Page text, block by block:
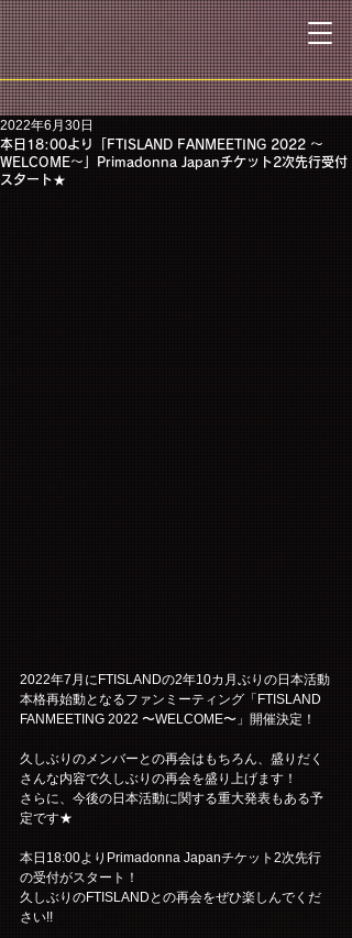
本日18:00より「FTISLAND FANMEETING 2022 〜
WELCOME〜」Primadonna Japanチケット2次先行受付
スタート★
2022年6月30日
2022年7月にFTISLANDの2年10カ月ぶりの日本活動
本格再始動となるファンミーティング「FTISLAND
FANMEETING 2022 〜WELCOME〜」開催決定！
久しぶりのメンバーとの再会はもちろん、盛りだく
さんな内容で久しぶりの再会を盛り上げます！
さらに、今後の日本活動に関する重大発表もある予
定です★
本日18:00よりPrimadonna Japanチケット2次先行
の受付がスタート！
久しぶりのFTISLANDとの再会をぜひ楽しんでくだ
さい!!